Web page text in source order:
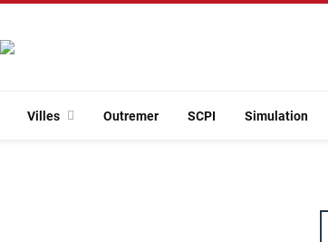
Villes Outremer SCPI Simulation